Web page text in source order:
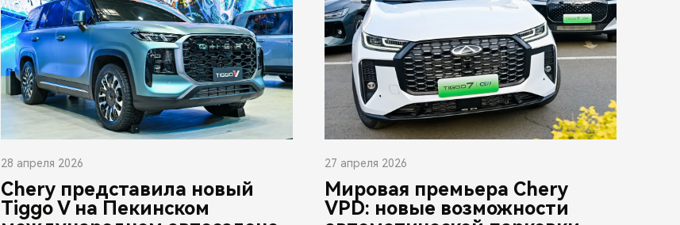
28 апреля 2026
Chery представила новый
Tiggo V на Пекинском
27 апреля 2026
Мировая премьера Chery
VPD: новые возможности